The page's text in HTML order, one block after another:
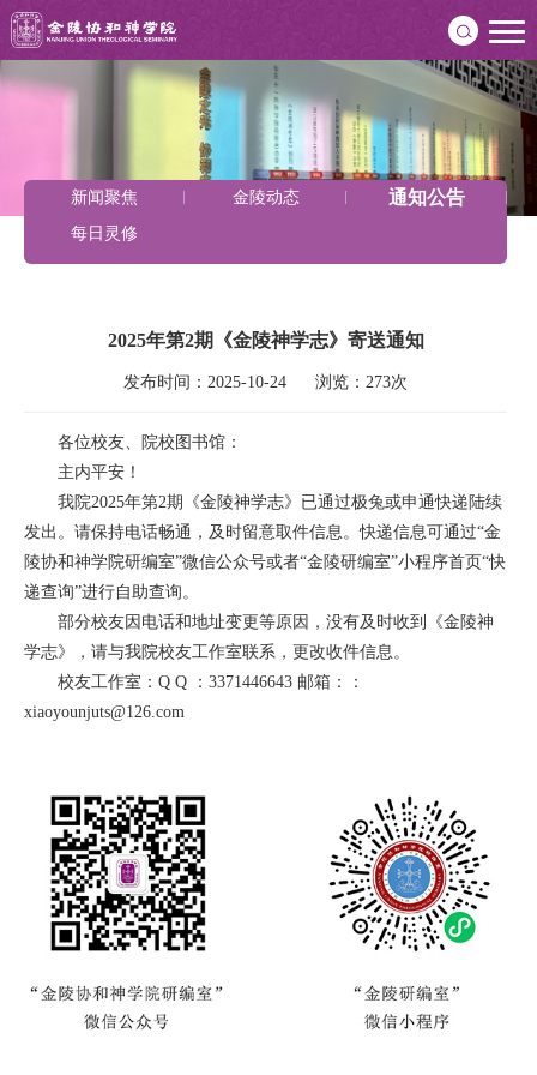
新闻聚焦 金陵动态 通知公告
每日灵修
2025年第2期《金陵神学志》寄送通知
发布时间：2025-10-24      浏览：273次
各位校友、院校图书馆：
主内平安！
我院2025年第2期《金陵神学志》已通过极兔或申通快递陆续
发出。请保持电话畅通，及时留意取件信息。快递信息可通过“金
陵协和神学院研编室”微信公众号或者“金陵研编室”小程序首页“快
递查询”进行自助查询。
部分校友因电话和地址变更等原因，没有及时收到《金陵神
学志》，请与我院校友工作室联系，更改收件信息。
校友工作室：Q Q ：3371446643 邮箱：：
xiaoyounjuts@126.com